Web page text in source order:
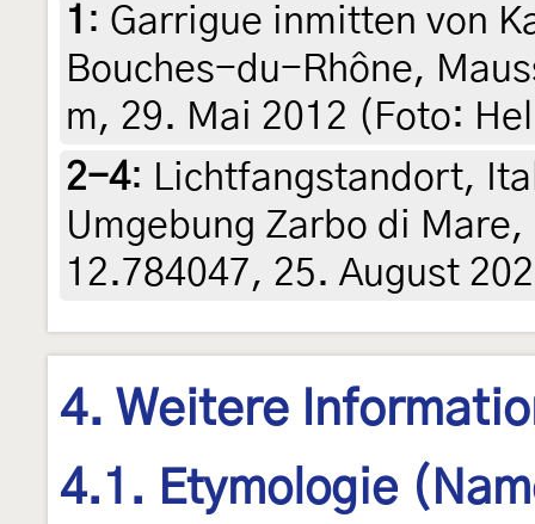
1 : Garrigue inmitten von
Bouches-du-Rhône,
m, 29. Mai 2012 (Foto:
2-4: Lichtfangstandort,
Umgebung Zarbo di
12.784047, 25. August
4. Weitere
4.1. Etymologie